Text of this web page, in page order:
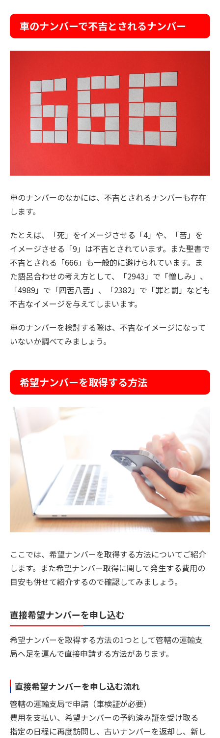
車のナンバーで不吉とされるナンバー
車のナンバーのなかには、不吉とされるナンバーも存在
します。
たとえば、「死」をイメージさせる「4」や、「苦」を
イメージさせる「9」は不吉とされています。また聖書で
不吉とされる「666」も一般的に避けられています。ま
た語呂合わせの考え方として、「2943」で「憎しみ」、
「4989」で「四苦八苦」、「2382」で「罪と罰」なども
不吉なイメージを与えてしまいます。
車のナンバーを検討する際は、不吉なイメージになって
いないか調べてみましょう。
希望ナンバーを取得する方法
ここでは、希望ナンバーを取得する方法についてご紹介
します。また希望ナンバー取得に関して発生する費用の
目安も併せて紹介するので確認してみましょう。
直接希望ナンバーを申し込む
希望ナンバーを取得する方法の1つとして管轄の運輸支
局へ足を運んで直接申請する方法があります。
直接希望ナンバーを申し込む流れ
管轄の運輸支局で申請（車検証が必要）
費用を支払い、希望ナンバーの予約済み証を受け取る
指定の日程に再度訪問し、古いナンバーを返却し、新し